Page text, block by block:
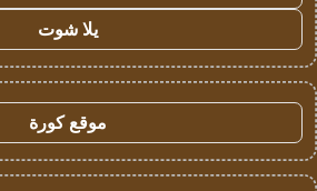
يلا شوت
موقع كورة